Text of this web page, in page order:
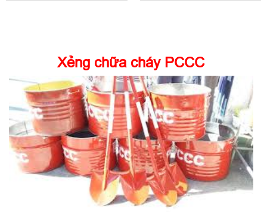
Xẻng chữa cháy PCCC